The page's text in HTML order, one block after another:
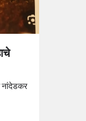
नांदेडकर